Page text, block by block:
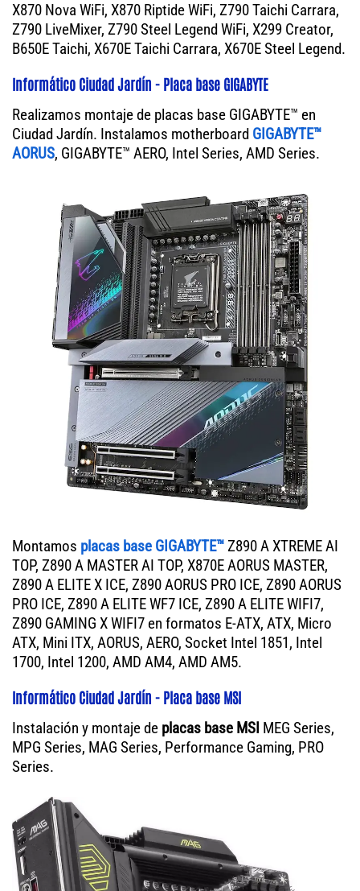
X870 Nova WiFi, X870 Riptide WiFi, Z790 Taichi Carrara,
Z790 LiveMixer, Z790 Steel Legend WiFi, X299 Creator,
B650E Taichi, X670E Taichi Carrara, X670E Steel Legend.
Informático Ciudad Jardín - Placa base GIGABYTE
Realizamos montaje de placas base GIGABYTE™ en
Ciudad Jardín. Instalamos motherboard GIGABYTE™
AORUS, GIGABYTE™ AERO, Intel Series, AMD Series.
Montamos placas base GIGABYTE™Z890 A XTREME AI
TOP, Z890 A MASTER AI TOP, X870E AORUS MASTER,
Z890 A ELITE X ICE, Z890 AORUS PRO ICE, Z890 AORUS
PRO ICE, Z890 A ELITE WF7 ICE, Z890 A ELITE WIFI7,
Z890 GAMING X WIFI7 en formatos E-ATX, ATX, Micro
ATX, Mini ITX, AORUS, AERO, Socket Intel 1851, Intel
1700, Intel 1200, AMD AM4, AMD AM5.
Informático Ciudad Jardín - Placa base MSI
Instalación y montaje de placas base MSI MEG Series,
MPG Series, MAG Series, Performance Gaming, PRO
Series.